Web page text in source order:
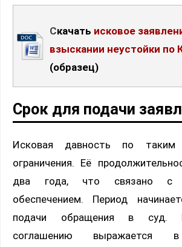
Скачать исковое
взыскании неустойки по
(образец)
Срок для подачи
Исковая давность по
ограничения. Её
два года, что связано с
обеспечением. Период
подачи обращения в суд.
соглашению выражается